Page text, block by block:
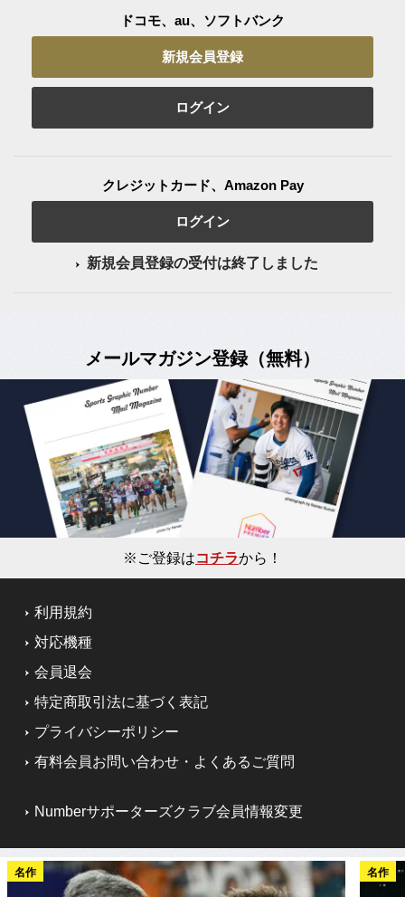
ドコモ、au、ソフトバンク
新規会員登録
ログイン
クレジットカード、Amazon Pay
ログイン
新規会員登録の受付は終了しました
メールマガジン登録（無料）
※ご登録はコチラから！
利用規約
対応機種
会員退会
特定商取引法に基づく表記
プライバシーポリシー
有料会員お問い合わせ・よくあるご質問
Numberサポーターズクラブ会員情報変更
名作 名作